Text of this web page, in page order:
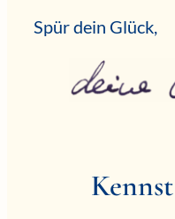
Spür dein Glück,